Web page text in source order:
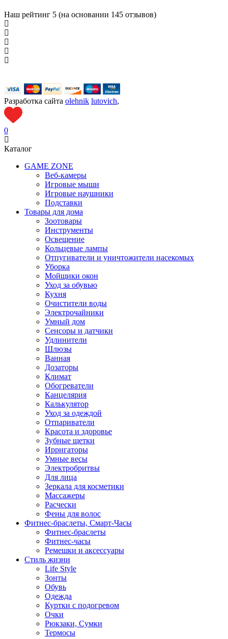
Наш рейтинг 5 (на основании 145 отзывов)
Разработка сайта olehnik lutovich,
0
Каталог
GAME ZONE
Веб-камеры
Игровые мыши
Игровые наушники
Подставки
Товары для дома
Зоотовары
Инструменты
Освещение
Кольцевые лампы
Отпугиватели и уничтожители насекомых
Уборка
Мойщики окон
Уход за обувью
Кухня
Очистители воды
Электрочайники
Умный дом
Сенсоры и датчики
Удлинители
Шлюзы
Ванная
Дозаторы
Климат
Обогреватели
Канцелярия
Калькулятор
Уход за одеждой
Отпариватели
Красота и здоровье
Зубные щетки
Ирригаторы
Умные весы
Электробритвы
Для лица
Зеркала для косметики
Массажеры
Расчески
Фены для волос
Фитнес-браслеты, Смарт-Часы
Фитнес-браслеты
Фитнес-часы
Ремешки и аксессуары
Стиль жизни
Life Style
Зонты
Обувь
Одежда
Куртки с подогревом
Очки
Рюкзаки, Сумки
Термосы